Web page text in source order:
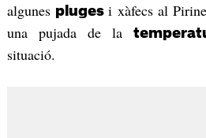
algunes plugesi xàfecs al
una pujada de la
situació.